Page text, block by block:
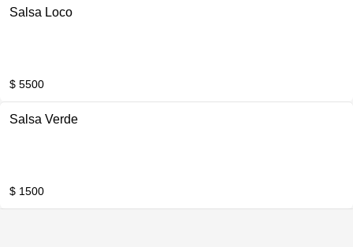
Salsa Loco
$ 5500
Salsa Verde
$ 1500